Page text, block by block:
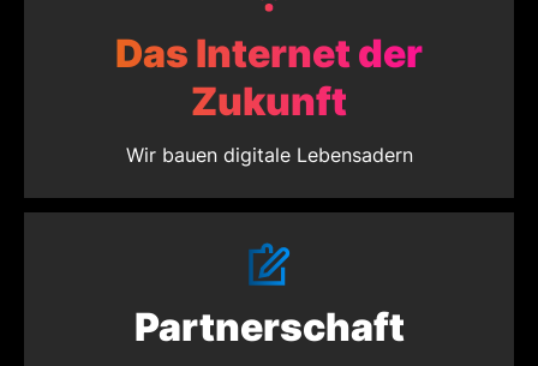
Das Internet der
Zukunft
Wir bauen digitale Lebensadern
Partnerschaft